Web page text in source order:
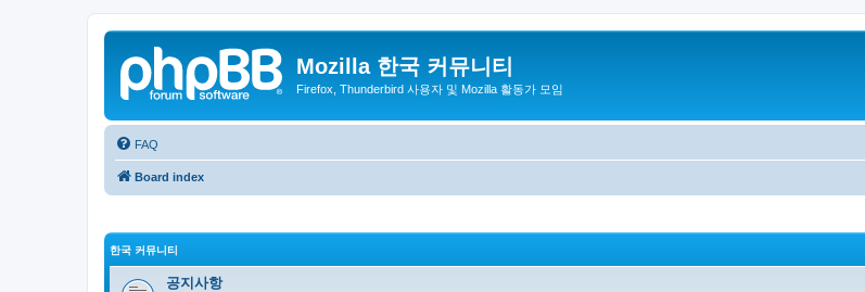
Mozilla 한국 커뮤니티
Firefox, Thunderbird 사용자 및 Mozilla 활동가 모임
FAQ
Board index
한국 커뮤니티
공지사항